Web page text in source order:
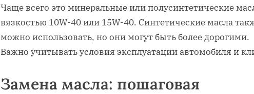
Чаще всего это минеральные или полусинтетические
вязкостью 10W-40 или 15W-40. Синтетические масла
можно использовать, но они могут быть более дорогими.
Важно учитывать условия эксплуатации автомобиля и
Замена масла: пошаговая